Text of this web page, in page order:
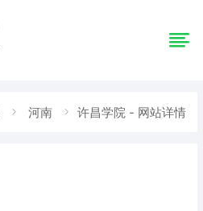
河南 许昌学院 - 网站详情